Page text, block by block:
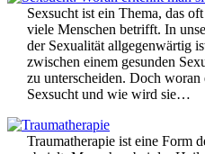
Sexsucht ist ein Thema, das
viele Menschen betrifft. In
der Sexualität allgegenwärtig
zwischen einem gesunden
zu unterscheiden. Doch
Sexsucht und wie wird sie…
Traumatherapie ist eine Form